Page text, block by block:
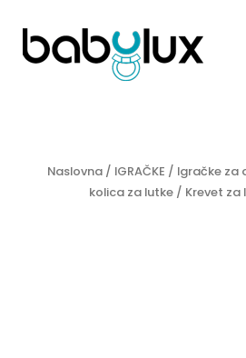
Naslovna/ IGRAČKE / Igračke za
kolica za lutke / Krevet za